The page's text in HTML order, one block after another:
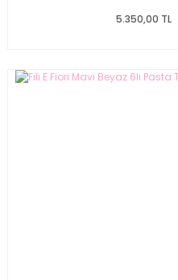
5.350,00 TL